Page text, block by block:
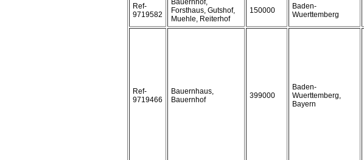
Ref-
9719582
Bauernhof,
Forsthaus, Gutshof,
Muehle, Reiterhof
150000
Baden-
Wuerttemberg
Ref-
9719466
Bauernhaus,
Bauernhof
399000
Baden-
Wuerttemberg,
Bayern